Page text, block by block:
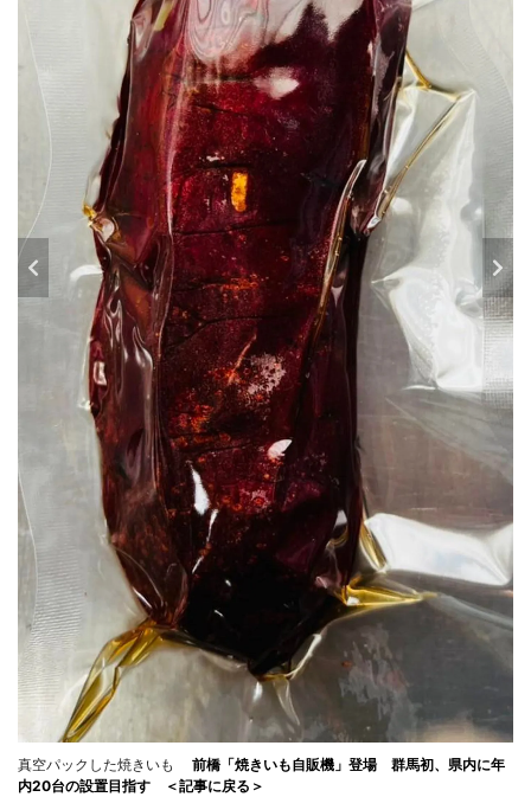
真空パックした焼きいも
前橋「焼きいも自販機」登場 群馬初、県内に年
内20台の設置目指す ＜記事に戻る＞